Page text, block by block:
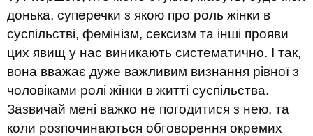
донька, суперечки з якою про роль жінки в
суспільстві, фемінізм, сексизм та інші прояви
цих явищ у нас виникають систематично. І так,
вона вважає дуже важливим визнання рівної з
чоловіками ролі жінки в житті суспільства.
Зазвичай мені важко не погодитися з нею, та
коли розпочинаються обговорення окремих